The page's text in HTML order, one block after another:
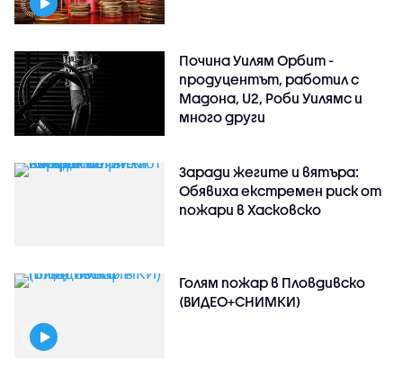
Почина Уилям Орбит -
продуцентът, работил с
Мадона, U2, Роби Уилямс и
много други
Заради жегите и вятъра:
Обявиха екстремен риск от
пожари в Хасковско
Голям пожар в Пловдивско
(ВИДЕО+СНИМКИ)